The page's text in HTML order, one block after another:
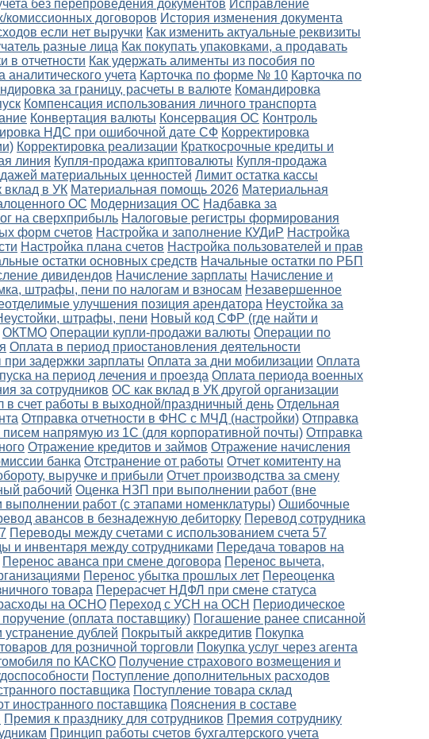
без перепроведения документов Исправление
комиссионных договоров История изменения документа
если нет выручки Как изменить актуальные реквизиты
разные лица Как покупать упаковками, а продавать
в отчетности Как удержать алименты из пособия по
аналитического учета Карточка по форме № 10 Карточка по
за границу, расчеты в валюте Командировка
Компенсация использования личного транспорта
Конвертация валюты Консервация ОС Контроль
НДС при ошибочной дате СФ Корректировка
Корректировка реализации Краткосрочные кредиты и
линия Купля-продажа криптовалюты Купля-продажа
материальных ценностей Лимит остатка кассы
вклад в УК Материальная помощь 2026 Материальная
ОС Модернизация ОС Надбавка за
на сверхприбыль Налоговые регистры формирования
форм счетов Настройка и заполнение КУДиР Настройка
Настройка плана счетов Настройка пользователей и прав
остатки основных средств Начальные остатки по РБП
дивидендов Начисление зарплаты Начисление и
штрафы, пени по налогам и взносам Незавершенное
улучшения позиция арендатора Неустойка за
штрафы, пени Новый код СФР (где найти и
ОКТМО Операции купли-продажи валюты Операции по
Оплата в период приостановления деятельности
задержки зарплаты Оплата за дни мобилизации Оплата
на период лечения и проезда Оплата периода военных
за сотрудников ОС как вклад в УК другой организации
в счет работы в выходной/праздничный день Отдельная
Отправка отчетности в ФНС с МЧД (настройки) Отправка
писем напрямую из 1С (для корпоративной почты) Отправка
Отражение кредитов и займов Отражение начисления
банка Отстранение от работы Отчет комитенту на
выручке и прибыли Отчет производства за смену
рабочий Оценка НЗП при выполнении работ (вне
работ (с этапами номенклатуры) Ошибочные
авансов в безнадежную дебиторку Перевод сотрудника
Переводы между счетами с использованием счета 57
и инвентаря между сотрудниками Передача товаров на
Перенос аванса при смене договора Перенос вычета,
Перенос убытка прошлых лет Переоценка
товара Перерасчет НДФЛ при смене статуса
на ОСНО Переход с УСН на ОСН Периодическое
(оплата поставщику) Погашение ранее списанной
устранение дублей Покрытый аккредитив Покупка
для розничной торговли Покупка услуг через агента
по КАСКО Получение страхового возмещения и
Поступление дополнительных расходов
поставщика Поступление товара склад
иностранного поставщика Пояснения в составе
Премия к празднику для сотрудников Премия сотруднику
Принцип работы счетов бухгалтерского учета